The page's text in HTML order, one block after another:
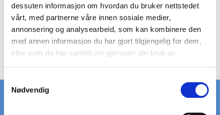
dessuten informasjon om hvordan du bruker nettstedet
vårt, med partnerne våre innen sosiale medier,
annonsering og analysearbeid, som kan kombinere den
med annen informasjon du har gjort tilgjengelig for dem,
eller som de har samlet inn gjennom din bruk av
S
Nødvendig
Platetykkelse: 2 mm
Hulstørrelse: Ø12 mm
Materiale: aluminium (ubehandlet)
Trinstørrelse: 485 x 50 x 41 mm
Vekt pr. stk.: 0,3 kg